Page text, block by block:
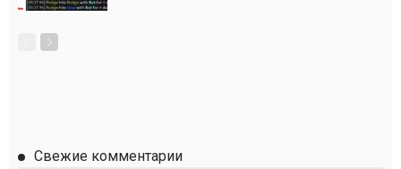
Свежие комментарии